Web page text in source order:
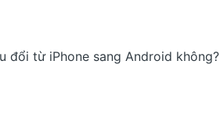
đổi từ iPhone sang Android không?